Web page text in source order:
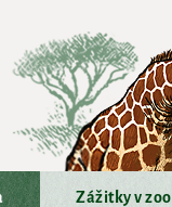
Zážitky v zoo